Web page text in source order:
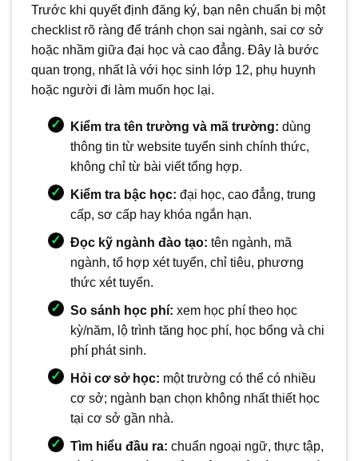
Trước khi quyết định đăng ký, bạn nên chuẩn bị một
checklist rõ ràng để tránh chọn sai ngành, sai cơ sở
hoặc nhầm giữa đại học và cao đẳng. Đây là bước
quan trọng, nhất là với học sinh lớp 12, phụ huynh
hoặc người đi làm muốn học lại.
Kiểm tra tên trường và mã trường: dùng
thông tin từ website tuyển sinh chính thức,
không chỉ từ bài viết tổng hợp.
Kiểm tra bậc học: đại học, cao đẳng, trung
cấp, sơ cấp hay khóa ngắn hạn.
Đọc kỹ ngành đào tạo: tên ngành, mã
ngành, tổ hợp xét tuyển, chỉ tiêu, phương
thức xét tuyển.
So sánh học phí: xem học phí theo học
kỳ/năm, lộ trình tăng học phí, học bổng và chi
phí phát sinh.
Hỏi cơ sở học: một trường có thể có nhiều
cơ sở; ngành bạn chọn không nhất thiết học
tại cơ sở gần nhà.
Tìm hiểu đầu ra: chuẩn ngoại ngữ, thực tập,